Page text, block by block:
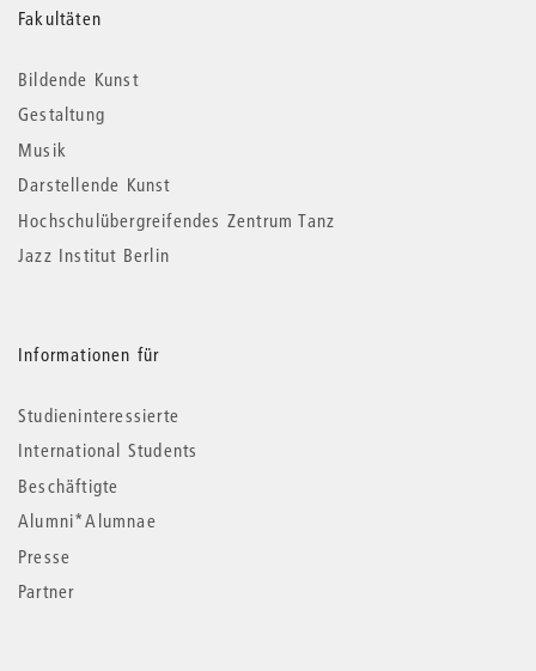
Weitere
Informationen
Fakultäten
Bildende Kunst
Gestaltung
Musik
Darstellende Kunst
Hochschulübergreifendes Zentrum Tanz
Jazz Institut Berlin
Informationen für
Studieninteressierte
International Students
Beschäftigte
Alumni*Alumnae
Presse
Partner